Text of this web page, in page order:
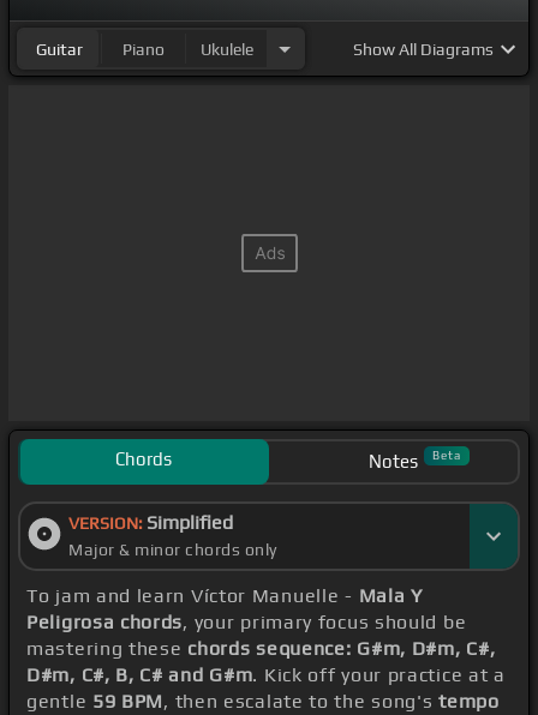
Guitar Piano Ukulele ShowAll Diagrams
Chords Notes Beta
VERSION: Simplified
Major & minor chords only
To jam and learn Víctor Manuelle - Mala Y
Peligrosa chords, your primary focus should be
mastering these chords sequence: G#m, D#m, C#,
D#m, C#, B, C# and G#m. Kick off your practice at a
gentle 59 BPM, then escalate to the song'stempo